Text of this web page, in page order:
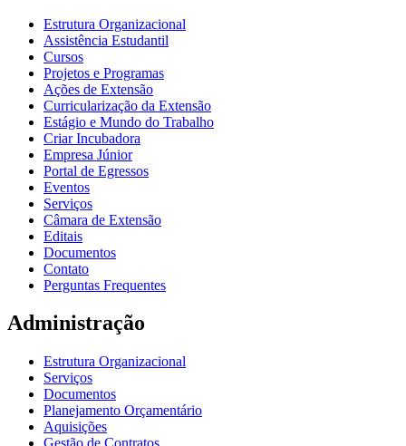
Estrutura Organizacional
Assistência Estudantil
Cursos
Projetos e Programas
Ações de Extensão
Curricularização da Extensão
Estágio e Mundo do Trabalho
Criar Incubadora
Empresa Júnior
Portal de Egressos
Eventos
Serviços
Câmara de Extensão
Editais
Documentos
Contato
Perguntas Frequentes
Administração
Estrutura Organizacional
Serviços
Documentos
Planejamento Orçamentário
Aquisições